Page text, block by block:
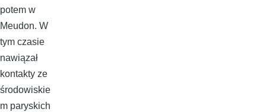
potem w
Meudon. W
tym czasie
nawiązał
kontakty ze
środowiskie
m paryskich